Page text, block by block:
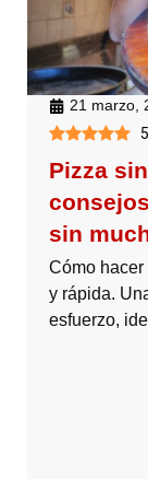
21 marzo,
5
Pizza
sin
Cómo hacer
y rápida.
esfuerzo,